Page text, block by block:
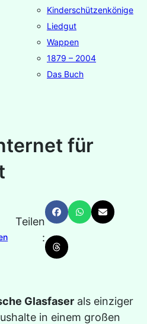
Kinderschützenkönige
Liedgut
Wappen
1879 – 2004
Das Buch
für
Teilen
:
Glasfaser als einziger
in einem großen